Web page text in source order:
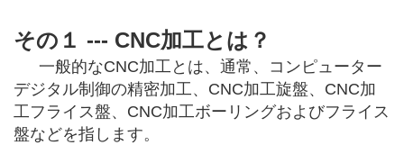
その１ --- CNC加工とは ？
一般的なCNC加工とは、通常、コンピューター
デジタル制御の精密加工、CNC加工旋盤、CNC加
工フライス盤、CNC加工ボーリングおよびフライス
盤などを指します。